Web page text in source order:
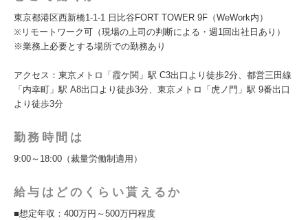
東京都港区西新橋1-1-1 日比谷FORT TOWER 9F（WeWork内）
※リモートワーク可（現場の上司の判断による・週1回出社日あり）
※業務上必要とする場所での勤務あり
アクセス：東京メトロ「霞ケ関」駅 C3出口より徒歩2分、都営三田線
「内幸町」駅 A8出口より徒歩3分、東京メトロ「虎ノ門」駅 9番出口
より徒歩3分
勤務時間は
9:00～18:00（裁量労働制適用）
給与はどのくらい貰えるか
■想定年収：400万円～500万円程度